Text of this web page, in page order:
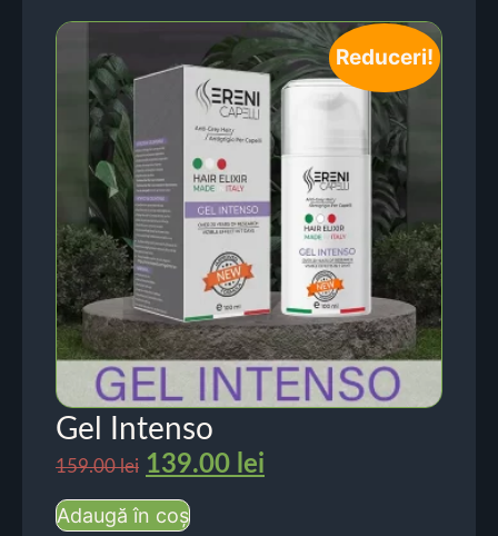
Reduceri!
Gel Intenso
159.00lei 139.00 lei
Adaugă în coș